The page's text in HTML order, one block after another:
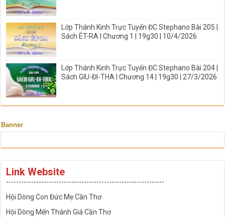
Lớp Thánh Kinh Trực Tuyến ĐC Stephano Bài 205 |
Sách ÉT-RA I Chương 1 | 19g30 | 10/4/2026
Lớp Thánh Kinh Trực Tuyến ĐC Stephano Bài 204 |
Sách GIU-ĐI-THA I Chương 14 | 19g30 | 27/3/2026
Banner
Link Website
---------------------------------------------------------------
Hội Dòng Con Đức Mẹ Cần Thơ
Hội Dòng Mến Thánh Giá Cần Thơ